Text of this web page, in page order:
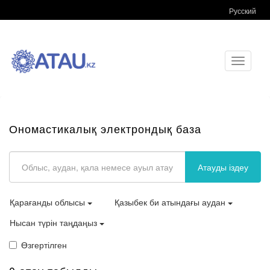
Русский
Toggle
Ономастикалық электрондық база
Атауды іздеу
Қарағанды облысы
Қазыбек би атындағы аудан
Нысан түрін таңдаңыз
Өзгертілген